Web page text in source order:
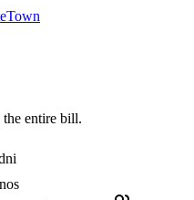
entire bill.